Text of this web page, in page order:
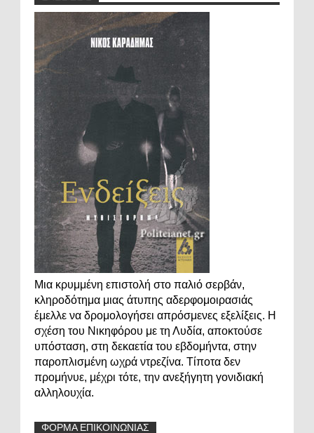
Μια κρυμμένη επιστολή στο παλιό σερβάν,
κληροδότημα μιας άτυπης αδερφομοιρασιάς
έμελλε να δρομολογήσει απρόσμενες εξελίξεις. Η
σχέση του Νικηφόρου με τη Λυδία, αποκτούσε
υπόσταση, στη δεκαετία του εβδομήντα, στην
παροπλισμένη ωχρά ντρεζίνα. Τίποτα δεν
προμήνυε, μέχρι τότε, την ανεξήγητη γονιδιακή
αλληλουχία.
ΦΟΡΜΑ ΕΠΙΚΟΙΝΩΝΙΑΣ